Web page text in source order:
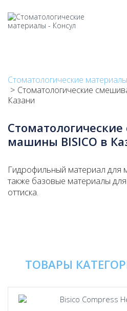
main
content
Стоматологические
Стоматологические
Казани
машины BISICO в
Гидрофильный материал для
также базовые материалы
оттиска.
ТОВАРЫ